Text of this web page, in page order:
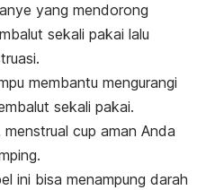
yang mendorong
sekali pakai lalu
.
membantu mengurangi
sekali pakai.
menstrual cup aman Anda
ini bisa menampung darah